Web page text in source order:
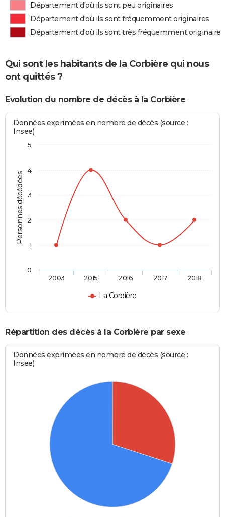
Département d'où ils sont peu originaires
Département d'où ils sont fréquemment originaires
Département d'où ils sont très fréquemment originaires
Qui sont les habitants de la Corbière qui nous
ont quittés ?
Evolution du nombre de décès à la Corbière
Personnes décédées
Données exprimées en nombre de décès (source :
Insee)
La Corbière
2003 2015 2016 2017 2018
0
1
2
3
4
5
Répartition des décès à la Corbière par sexe
Données exprimées en nombre de décès (source :
Insee)